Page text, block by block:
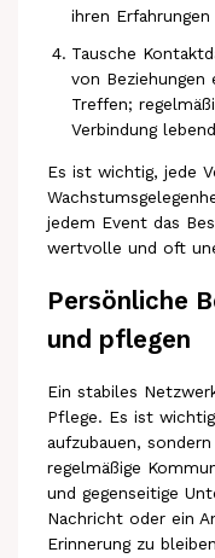
ihren
Tausche
von
Treffen;
Verbindung
Es ist wichtig, jede
jedem Event das
wertvolle und oft
Persönliche
und pflegen
Ein stabiles
Pflege. Es ist
aufzubauen,
regelmäßige
und gegenseitige
Nachricht oder ein
Erinnerung zu